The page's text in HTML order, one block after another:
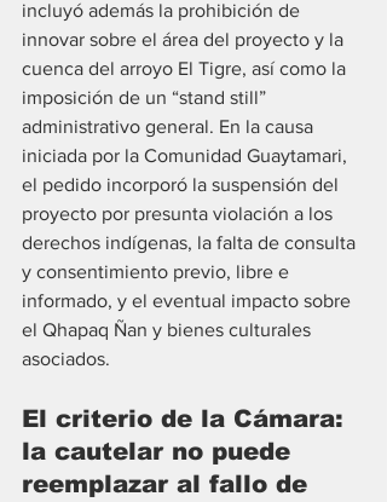
incluyó además la prohibición de
innovar sobre el área del proyecto y la
cuenca del arroyo El Tigre, así como la
imposición de un “stand still”
administrativo general. En la causa
iniciada por la Comunidad Guaytamari,
el pedido incorporó la suspensión del
proyecto por presunta violación a los
derechos indígenas, la falta de consulta
y consentimiento previo, libre e
informado, y el eventual impacto sobre
el Qhapaq Ñan y bienes culturales
asociados.
El criterio de la Cámara:
la cautelar no puede
reemplazar al fallo de